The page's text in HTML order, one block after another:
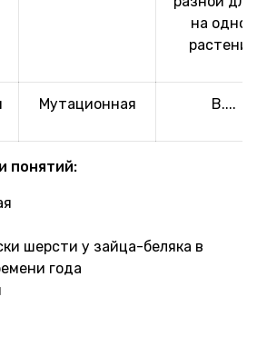
на одном
растении
Мутационная В....
понятий:
шерсти у зайца-беляка в
года